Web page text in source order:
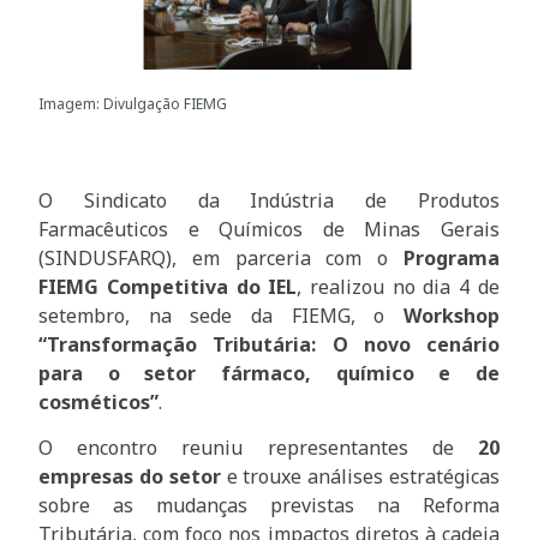
Imagem: Divulgação FIEMG
O Sindicato da Indústria de Produtos
Farmacêuticos e Químicos de Minas Gerais
(SINDUSFARQ), em parceria com o Programa
FIEMG Competitiva do IEL, realizou no dia 4 de
setembro, na sede da FIEMG, o Workshop
“Transformação Tributária: O novo cenário
para o setor fármaco, químico e de
cosméticos”.
O encontro reuniu representantes de 20
empresas do setor e trouxe análises estratégicas
sobre as mudanças previstas na Reforma
Tributária, com foco nos impactos diretos à cadeia